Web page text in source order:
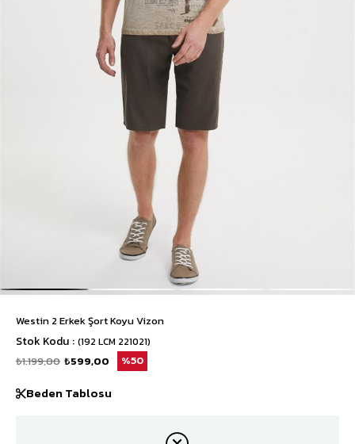
Westin 2 Erkek Şort Koyu Vizon
Stok Kodu (192 LCM 221021)
₺1.199,00 ₺599,00 50
Beden Tablosu